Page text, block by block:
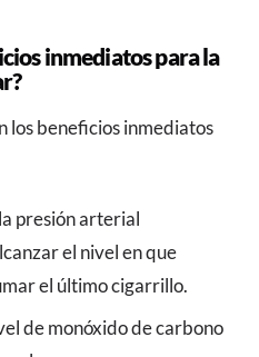
inmediatos para la
los beneficios inmediatos
la presión arterial
el nivel en que
el último cigarrillo.
de monóxido de carbono